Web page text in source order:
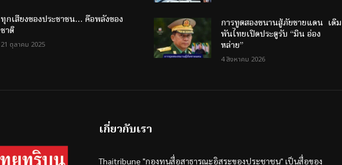
ทุกเสียงของประชาชน… คือพลังของ
ชาติ
21 ตุลาคม 2025
การทูตสองขนานสู้ภัยชายแดน เดิม
พันไทยเปิดประตูรับ “มิน อ่อง
หล่าย”
4 สิงหาคม 2026
เกี่ยวกับเรา
Thaitribune "กองทุนสื่อสาธารณะอิสระของประชาชน" เป็นสื่อของ